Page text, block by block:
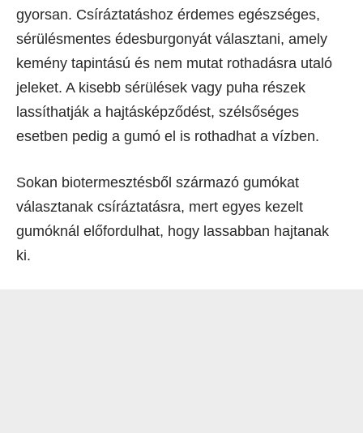
gyorsan. Csíráztatáshoz érdemes egészséges,
sérülésmentes édesburgonyát választani, amely
kemény tapintású és nem mutat rothadásra utaló
jeleket. A kisebb sérülések vagy puha részek
lassíthatják a hajtásképződést, szélsőséges
esetben pedig a gumó el is rothadhat a vízben.
Sokan biotermesztésből származó gumókat
választanak csíráztatásra, mert egyes kezelt
gumóknál előfordulhat, hogy lassabban hajtanak
ki.